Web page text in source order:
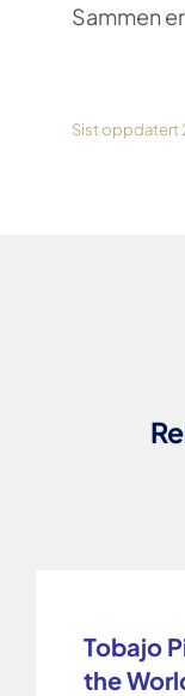
Sammen
Sist oppdatert
Tobajo
the